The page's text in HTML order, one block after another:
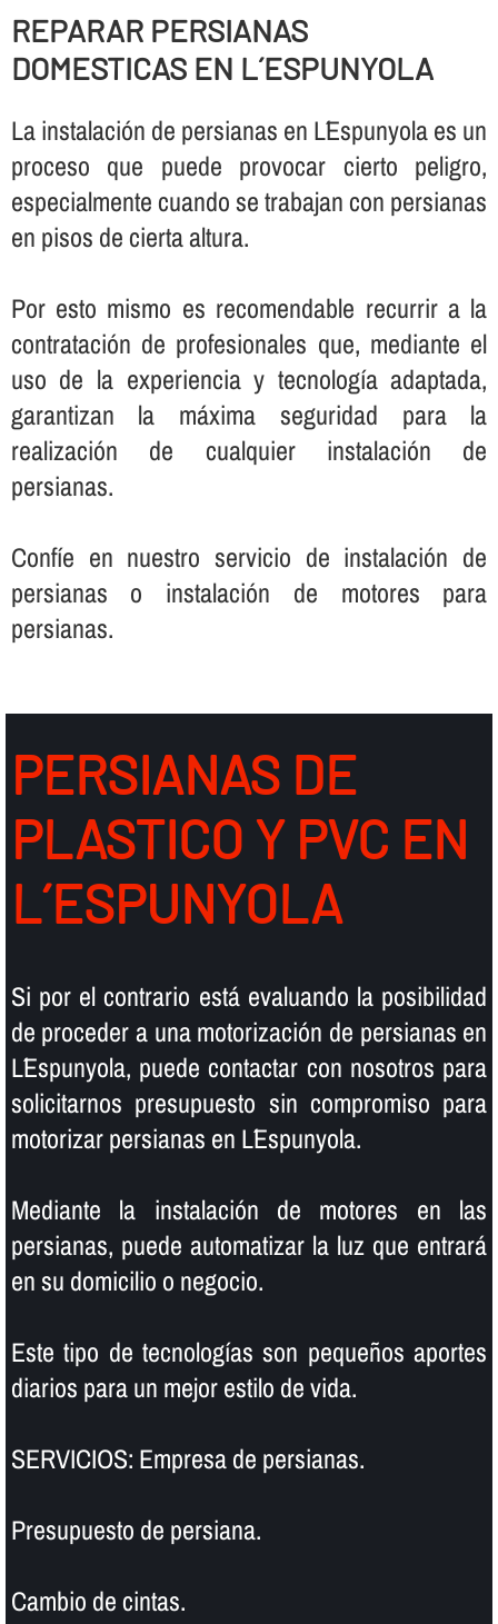
REPARAR PERSIANAS
DOMESTICAS EN L´ESPUNYOLA
La instalación de persianas en L´Espunyola es un
proceso que puede provocar cierto peligro,
especialmente cuando se trabajan con persianas
en pisos de cierta altura.
Por esto mismo es recomendable recurrir a la
contratación de profesionales que, mediante el
uso de la experiencia y tecnologí­a adaptada,
garantizan la máxima seguridad para la
realización de cualquier instalación de
persianas.
Confí­e en nuestro servicio de instalación de
persianas o instalación de motores para
persianas.
PERSIANAS DE
PLASTICO Y PVC EN
L´ESPUNYOLA
Si por el contrario está evaluando la posibilidad
de proceder a una motorización de persianas en
L´Espunyola, puede contactar con nosotros para
solicitarnos presupuesto sin compromiso para
motorizar persianas en L´Espunyola.
Mediante la instalación de motores en las
persianas, puede automatizar la luz que entrará
en su domicilio o negocio.
Este tipo de tecnologí­as son pequeños aportes
diarios para un mejor estilo de vida.
SERVICIOS: Empresa de persianas.
Presupuesto de persiana.
Cambio de cintas.